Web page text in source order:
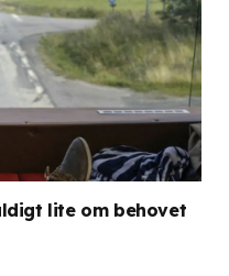
lite om behovet